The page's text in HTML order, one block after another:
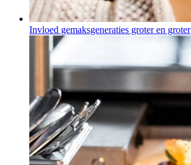
Invloed gemaksgeneraties groter en groter